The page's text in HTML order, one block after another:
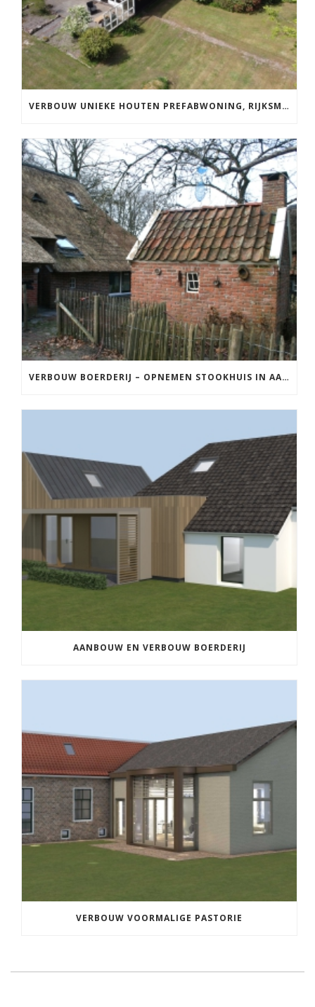
VERBOUW UNIEKE HOUTEN PREFABWONING, RIJKSMONUMENT
VERBOUW BOERDERIJ – OPNEMEN STOOKHUIS IN AANBOUW
AANBOUW EN VERBOUW BOERDERIJ
VERBOUW VOORMALIGE PASTORIE